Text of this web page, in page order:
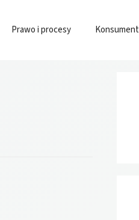
Prawo i procesy Konsument